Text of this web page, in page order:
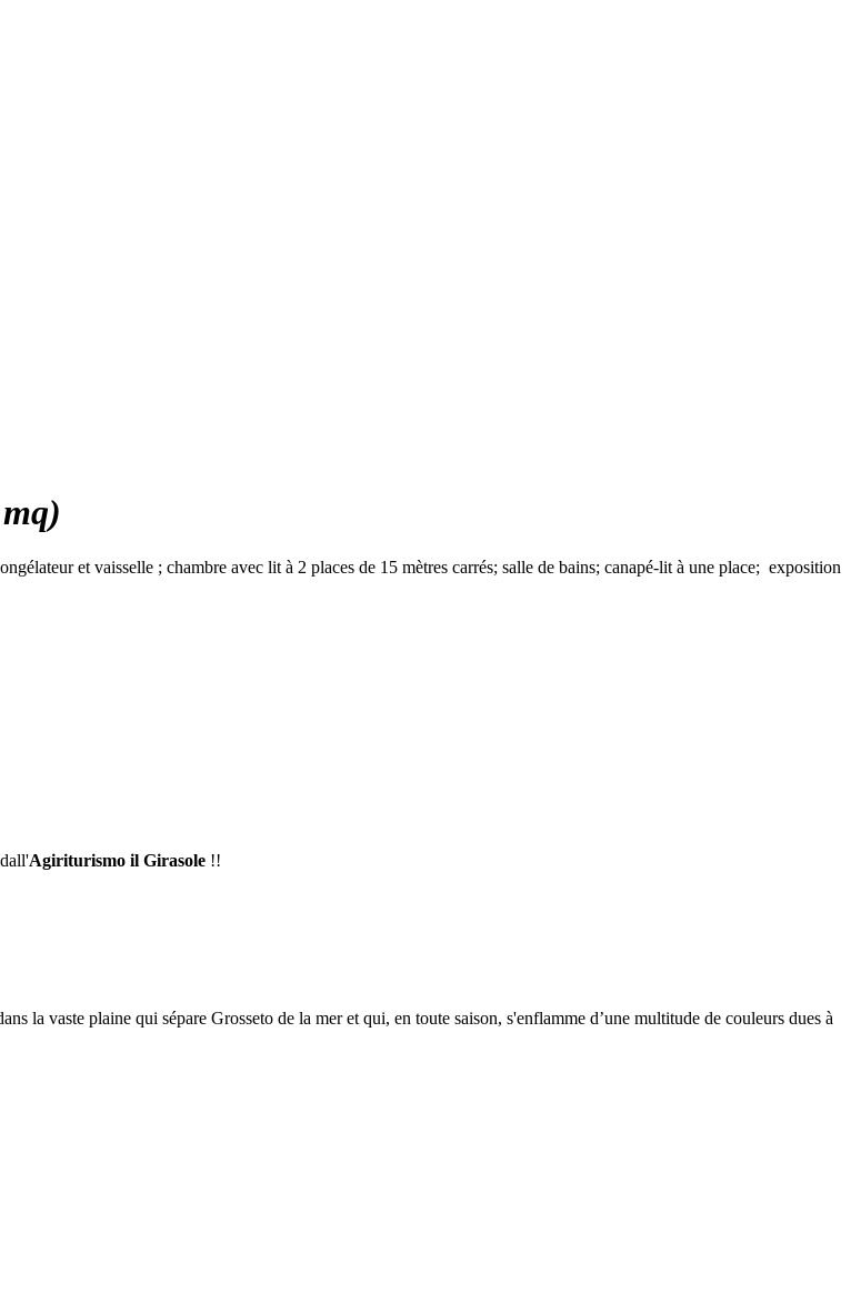
et vaisselle ; chambre avec lit à 2 places de 15 mètres carrés; salle de bains; canapé-lit à une place; exposition
Agiriturismo il Girasole !!
la vaste plaine qui sépare Grosseto de la mer et qui, en toute saison, s'enflamme d’une multitude de couleurs dues à